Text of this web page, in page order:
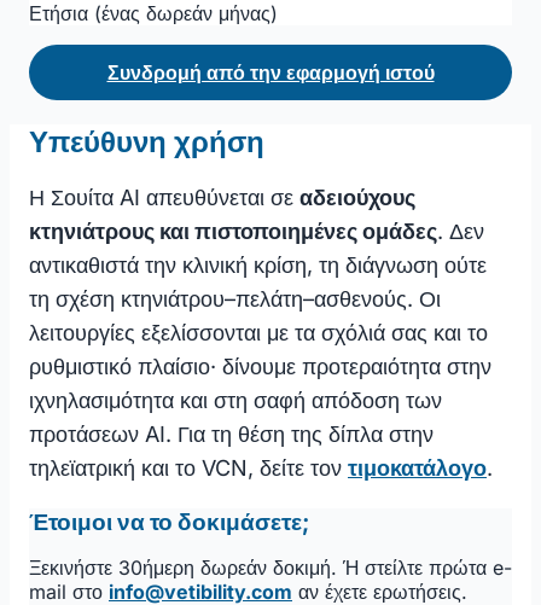
Ετήσια (ένας δωρεάν μήνας)
Συνδρομή από την εφαρμογή ιστού
Υπεύθυνη χρήση
Η Σουίτα AI απευθύνεται σε αδειούχους
κτηνιάτρους και πιστοποιημένες ομάδες. Δεν
αντικαθιστά την κλινική κρίση, τη διάγνωση ούτε
τη σχέση κτηνιάτρου–πελάτη–ασθενούς. Οι
λειτουργίες εξελίσσονται με τα σχόλιά σας και το
ρυθμιστικό πλαίσιο· δίνουμε προτεραιότητα στην
ιχνηλασιμότητα και στη σαφή απόδοση των
προτάσεων AI. Για τη θέση της δίπλα στην
τηλεϊατρική και το VCN, δείτε τον τιμοκατάλογο.
Έτοιμοι να το δοκιμάσετε;
Ξεκινήστε 30ήμερη δωρεάν δοκιμή. Ή στείλτε πρώτα e-
mail στο info@vetibility.com αν έχετε ερωτήσεις.